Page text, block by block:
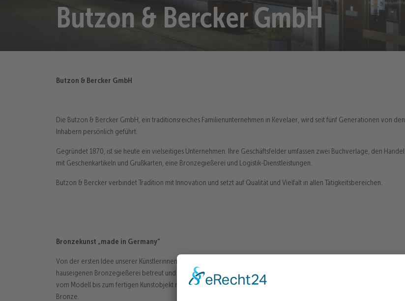
Butzon & Bercker GmbH
Butzon & Bercker GmbH
Die Butzon & Bercker GmbH, ein traditionsreiches Familienunternehmen in Kevelaer, wird seit fünf Generationen von den
Inhabern persönlich geführt.
Gegründet 1870, ist sie heute ein vielseitiges Unternehmen. Ihre Geschäftsfelder umfassen zwei Buchverlage, den Handel
mit Geschenkartikeln und Grußkarten, eine Bronzegießerei und Logistik-Dienstleistungen.
Butzon & Bercker verbindet Tradition mit Innovation und setzt auf Qualität und Vielfalt in allen Tätigkeitsbereichen.
Bronzekunst „made in Germany“
Von der ersten Idee unserer Künstlerinnen und Künstler bis zur fertigen Bronzeskulptur werden alle Objekte in unserer
hauseigenen Bronzegießerei betreut und hergestellt. Unsere qualifizierten Fachkräfte begleiten den Entstehungsprozess
vom Modell bis zum fertigen Kunstobjekt mit Fachwissen, handwerklichem Geschick und Leidenschaft für den Werkstoff
Bronze.